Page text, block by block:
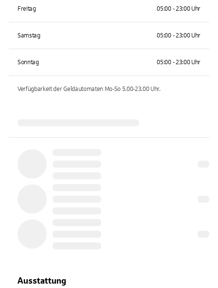
Freitag 05:00 - 23:00 Uhr
Samstag 05:00 - 23:00 Uhr
Sonntag 05:00 - 23:00 Uhr
Verfügbarkeit der Geldautomaten Mo-So 5.00-23.00Uhr.
Ausstattung